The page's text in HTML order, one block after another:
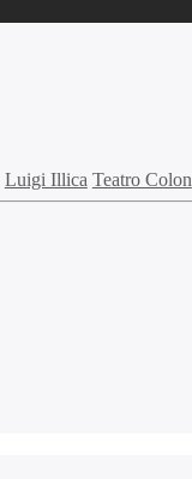
Luigi Illica Teatro Colon